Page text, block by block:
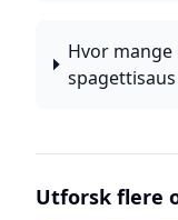
Hvor
Utforsk flere